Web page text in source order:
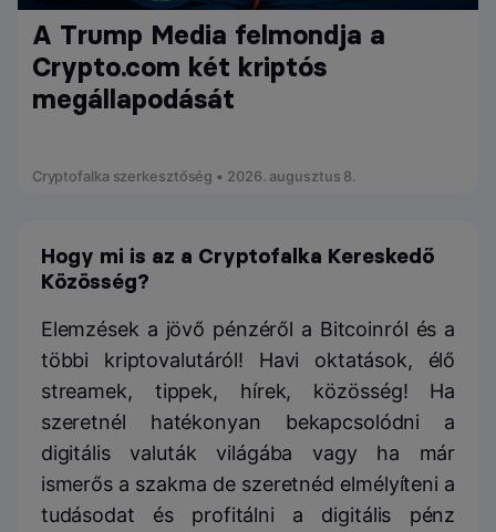
A Trump Media felmondja a
Crypto.com két kriptós
megállapodását
Cryptofalka szerkesztőség • 2026. augusztus 8.
Hogy mi is az a Cryptofalka Kereskedő
Közösség?
Elemzések a jövő pénzéről a Bitcoinról és a
többi kriptovalutáról! Havi oktatások, élő
streamek, tippek, hírek, közösség! Ha
szeretnél hatékonyan bekapcsolódni a
digitális valuták világába vagy ha már
ismerős a szakma de szeretnéd elmélyíteni a
tudásodat és profitálni a digitális pénz